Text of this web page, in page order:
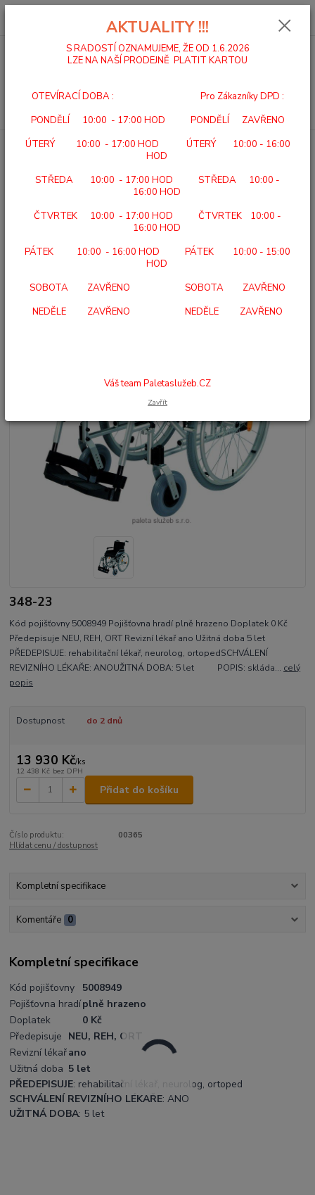
0,00 Kč
Úvod MECHANICKÉ VOZÍKY VOZÍK INVALIDNÍ ODLEHČENÝ 348-23
VOZÍK INVALIDNÍ ODLEHČENÝ
Doprava ZDARMA
348-23
Kód pojišťovny 5008949 Pojišťovna hradí plně hrazeno Doplatek 0 Kč
Předepisuje NEU, REH, ORT Revizní lékař ano Užitná doba 5 let
PŘEDEPISUJE: rehabilitační lékař, neurolog, ortopedSCHVÁLENÍ
REVIZNÍHO LÉKAŘE: ANOUŽITNÁ DOBA: 5 let POPIS: skláda... celý
popis
Dostupnost do 2 dnů
13 930 Kč/ks
12 438 Kč bez DPH
Přidat do košíku
Číslo produktu:
00365
Hlídat cenu / dostupnost
Kompletní specifikace
Komentáře 0
Kompletní specifikace
Kód pojišťovny
5008949
Pojišťovna hradíplně hrazeno
Doplatek
0 Kč
Předepisuje NEU, REH, ORT
Revizní lékařano
Užitná doba 5 let
PŘEDEPISUJE: rehabilitační lékař, neurolog, ortoped
SCHVÁLENÍ REVIZNÍHO LÉKAŘE: ANO
UŽITNÁ DOBA: 5 let
AKTUALITY !!!
S RADOSTÍ OZNAMUJEME, ŽE OD 1.6.2026
LZE NA NAŠÍ PRODEJNĚ PLATIT KARTOU
OTEVÍRACÍ DOBA : Pro Zákazníky DPD :
PONDĚLÍ 10:00 - 17:00 HOD PONDĚLÍ ZAVŘENO
ÚTERÝ 10:00 - 17:00 HOD ÚTERÝ 10:00 - 16:00
HOD
STŘEDA 10:00 - 17:00 HOD STŘEDA 10:00 -
16:00 HOD
ČTVRTEK 10:00 - 17:00 HOD ČTVRTEK 10:00 -
16:00 HOD
PÁTEK 10:00 - 16:00 HOD PÁTEK 10:00 - 15:00
HOD
SOBOTA ZAVŘENO SOBOTA ZAVŘENO
NEDĚLE ZAVŘENO NEDĚLE ZAVŘENO
Váš team Paletaslužeb.CZ
Zavřít